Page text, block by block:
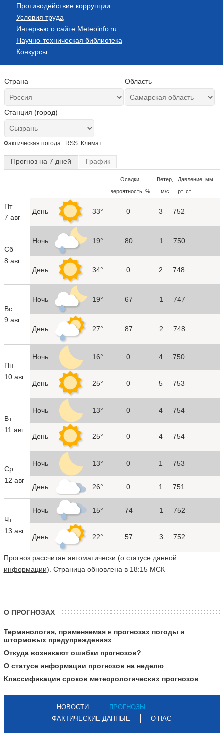
Противодействие коррупции
Условия труда
Интервью о сайте Meteoinfo.ru
Научно-техническая библиотека
Конкурсы
Страна Область
Станция (город)
Фактическая погода RSS Климат
Прогноз на 7 дней График
Осадки,
вероятность, %
Ветер,
м/с
Давление, мм
рт. ст.
Пт
7 авг
День 33° 0 3 752
Сб
8 авг
Ночь 19° 80 1 750
День 34° 0 2 748
Вс
9 авг
Ночь 19° 67 1 747
День 27° 87 2 748
Пн
10 авг
Ночь 16° 0 4 750
День 25° 0 5 753
Вт
11 авг
Ночь 13° 0 4 754
День 25° 0 4 754
Ср
12 авг
Ночь 13° 0 1 753
День 26° 0 1 751
Чт
13 авг
Ночь 15° 74 1 752
День 22° 57 3 752
Прогноз рассчитан автоматически (о статусе данной
информации). Страница обновлена в 18:15 МСК
О ПРОГНОЗАХ
Терминология, применяемая в прогнозах погоды и
штормовых предупреждениях
Откуда возникают ошибки прогнозов?
О статусе информации прогнозов на неделю
Классификация сроков метеорологических прогнозов
НОВОСТИ
ПРОГНОЗЫ
ФАКТИЧЕСКИЕ ДАННЫЕ
О НАС